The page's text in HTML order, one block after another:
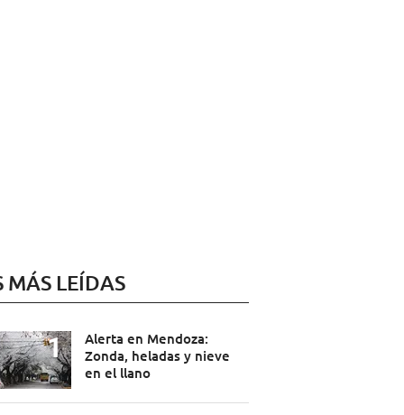
MÁS LEÍDAS
Alerta en Mendoza:
Zonda, heladas y nieve
en el llano